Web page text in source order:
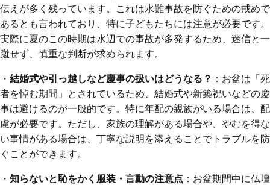
伝えが多く残っています。これは水難事故を防ぐための戒めで
あるとも言われており、特に子どもたちには注意が必要です。
実際に夏のこの時期は水辺での事故が多発するため、迷信と一
蹴せず、慎重な判断が求められます。
・ 結婚式や引っ越しなど慶事の扱いはどうなる？ ：お盆は「死
者を悼む期間」とされているため、結婚式や新築祝いなどの慶
事は避けるのが一般的です。特に年配の親族がいる場合は、配
慮が必要です。ただし、家族の理解がある場合や、やむを得な
い事情がある場合は、丁寧な説明を添えることでトラブルを防
ぐことができます。
・ 知らないと恥をかく服装・言動の注意点 ：お盆期間中に仏壇